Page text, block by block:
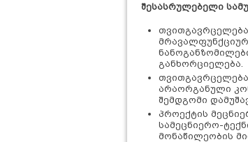
შესასრულებელი
განხორციელება.
არაორგანული
შემდგომი
პროექტის
სამეცნიერო-
მონაწილეობის